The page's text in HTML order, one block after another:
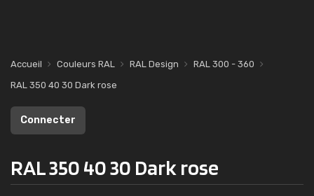
Accueil Couleurs RAL RAL Design
RAL 300 - 360
RAL 350 40 30 Dark rose
Connecter
RAL 350 40 30 Dark rose